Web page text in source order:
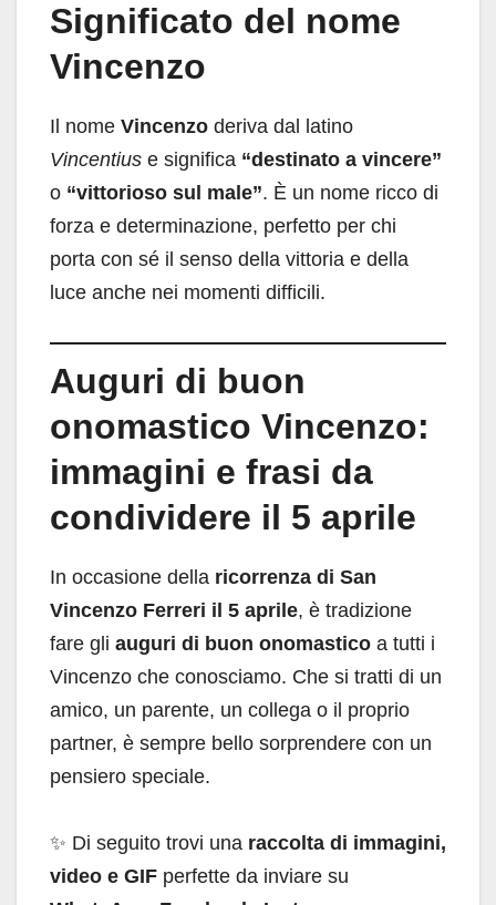
Significato del nome
Vincenzo
Il nome Vincenzo deriva dal latino
Vincentius e significa “destinato a vincere”
o “vittorioso sul male”. È un nome ricco di
forza e determinazione, perfetto per chi
porta con sé il senso della vittoria e della
luce anche nei momenti difficili.
Auguri di buon
onomastico Vincenzo:
immagini e frasi da
condividere il 5 aprile
In occasione della ricorrenza di San
Vincenzo Ferreri il 5 aprile, è tradizione
fare gli auguri di buon onomastico a tutti i
Vincenzo che conosciamo. Che si tratti di un
amico, un parente, un collega o il proprio
partner, è sempre bello sorprendere con un
pensiero speciale.
✨ Di seguito trovi una raccolta di immagini,
video e GIF perfette da inviare su